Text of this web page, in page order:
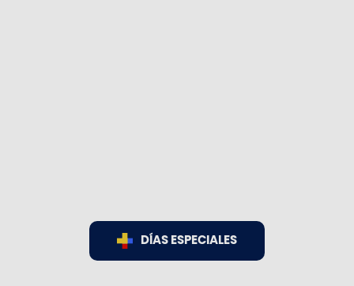
DÍAS ESPECIALES